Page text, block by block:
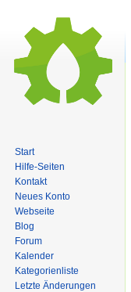
Start
Hilfe-Seiten
Kontakt
Neues Konto
Webseite
Blog
Forum
Kalender
Kategorienliste
Letzte Änderungen